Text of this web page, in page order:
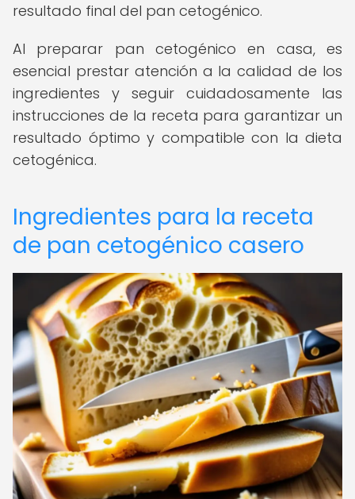
resultado final del pan cetogénico.
Al preparar pan cetogénico en casa, es
esencial prestar atención a la calidad de los
ingredientes y seguir cuidadosamente las
instrucciones de la receta para garantizar un
resultado óptimo y compatible con la dieta
cetogénica.
Ingredientes para la receta
de pan cetogénico casero